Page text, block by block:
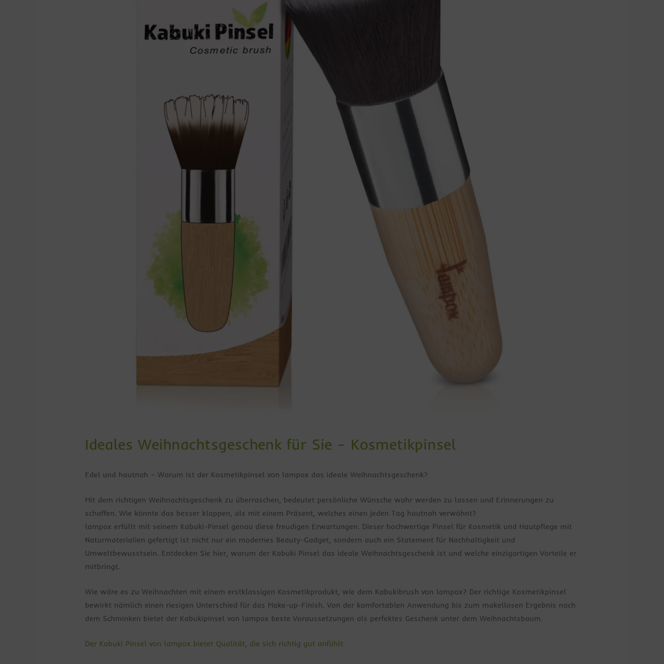
Ideales Weihnachtsgeschenk für Sie – Kosmetikpinsel
Edel und hautnah – Warum ist der Kosmetikpinsel von lampox das ideale Weihnachtsgeschenk?
Mit dem richtigen Weihnachtsgeschenk zu überraschen, bedeutet persönliche Wünsche wahr werden zu lassen und Erinnerungen zu
schaffen. Wie könnte das besser klappen, als mit einem Präsent, welches einen jeden Tag hautnah verwöhnt?
lampox erfüllt mit seinem Kabuki-Pinsel genau diese freudigen Erwartungen. Dieser hochwertige Pinsel für Kosmetik und Hautpflege mit
Naturmaterialien gefertigt ist nicht nur ein modernes Beauty-Gadget, sondern auch ein Statement für Nachhaltigkeit und
Umweltbewusstsein. Entdecken Sie hier, warum der Kabuki Pinsel das ideale Weihnachtsgeschenk ist und welche einzigartigen Vorteile er
mitbringt.
Wie wäre es zu Weihnachten mit einem erstklassigen Kosmetikprodukt, wie dem Kabukibrush von lampox? Der richtige Kosmetikpinsel
bewirkt nämlich einen riesigen Unterschied für das Make-up-Finish. Von der komfortablen Anwendung bis zum makellosen Ergebnis nach
dem Schminken bietet der Kabukipinsel von lampox beste Voraussetzungen als perfektes Geschenk unter dem Weihnachtsbaum.
Der Kabuki Pinsel von lampox bietet Qualität, die sich richtig gut anfühlt